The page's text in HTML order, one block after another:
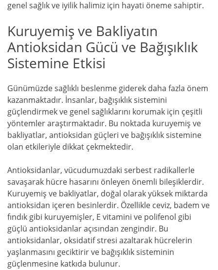
genel sağlık ve iyilik halimiz için hayati öneme sahiptir.
Kuruyemiş ve Bakliyatın
Antioksidan Gücü ve Bağışıklık
Sistemine Etkisi
Günümüzde sağlıklı beslenme giderek daha fazla önem
kazanmaktadır. İnsanlar, bağışıklık sistemini
güçlendirmek ve genel sağlıklarını korumak için çeşitli
yöntemler araştırmaktadır. Bu noktada kuruyemiş ve
bakliyatlar, antioksidan güçleri ve bağışıklık sistemine
olan etkileriyle dikkat çekmektedir.
Antioksidanlar, vücudumuzdaki serbest radikallerle
savaşarak hücre hasarını önleyen önemli bileşiklerdir.
Kuruyemiş ve bakliyatlar, doğal olarak yüksek miktarda
antioksidan içeren besinlerdir. Özellikle ceviz, badem ve
fındık gibi kuruyemişler, E vitamini ve polifenol gibi
güçlü antioksidanlar açısından zengindir. Bu
antioksidanlar, oksidatif stresi azaltarak hücrelerin
yaşlanmasını geciktirir ve bağışıklık sisteminin
güçlenmesine katkıda bulunur.